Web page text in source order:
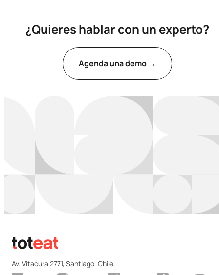
¿Quieres hablar con un experto?
Agenda una demo →
Av. Vitacura 2771, Santiago, Chile.